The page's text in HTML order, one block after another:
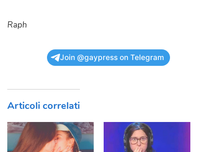
Raph
Join @gaypress on Telegram
Articoli correlati